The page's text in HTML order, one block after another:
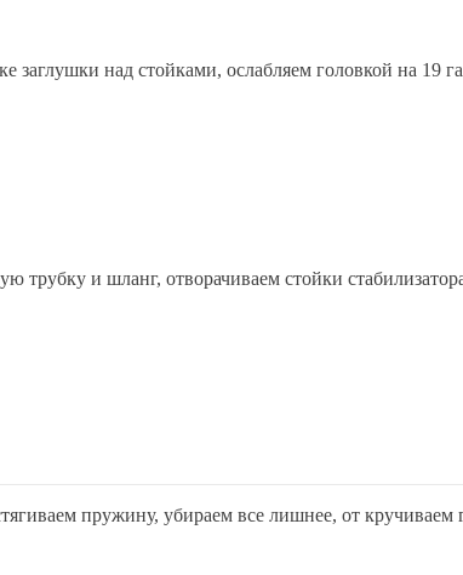
над стойками, ослабляем головкой на 19
и шланг, отворачиваем стойки
пружину, убираем все лишнее, от